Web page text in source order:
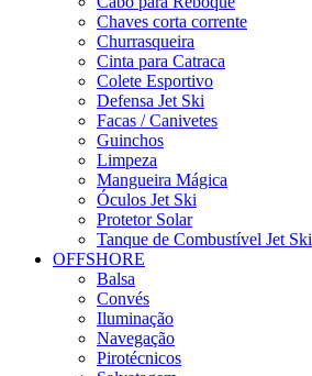
Chaves corta corrente
Churrasqueira
Cinta para Catraca
Colete Esportivo
Defensa Jet Ski
Facas / Canivetes
Guinchos
Limpeza
Mangueira Mágica
Óculos Jet Ski
Protetor Solar
Tanque de Combustível Jet Ski
OFFSHORE
Balsa
Convés
Iluminação
Navegação
Pirotécnicos